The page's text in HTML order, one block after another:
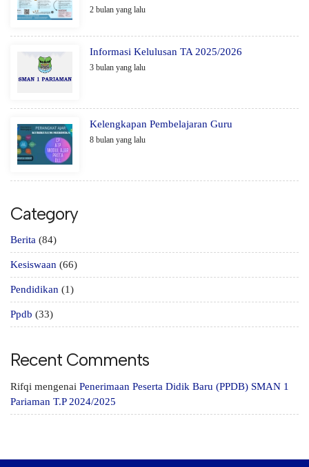
2 bulan yang lalu
Informasi Kelulusan TA 2025/2026
3 bulan yang lalu
Kelengkapan Pembelajaran Guru
8 bulan yang lalu
Category
Berita (84)
Kesiswaan (66)
Pendidikan (1)
Ppdb (33)
Recent Comments
Rifqi mengenai Penerimaan Peserta Didik Baru (PPDB) SMAN 1
Pariaman T.P 2024/2025